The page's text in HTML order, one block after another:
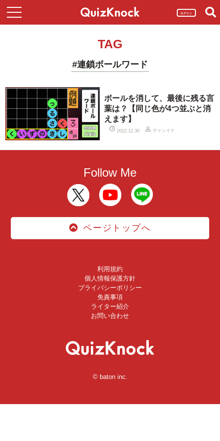
ログイン
TAG
#連鎖ボールワード
ボールを消して、最後に残る言
葉は？【同じ色が4つ並ぶと消
えます】
2022.12.30 チャンイケ
Follow Me
ページトップへ
利用規約
個人情報保護方針
プライバシーポリシー
免責事項
ライター紹介
お問い合わせ
© baton inc.